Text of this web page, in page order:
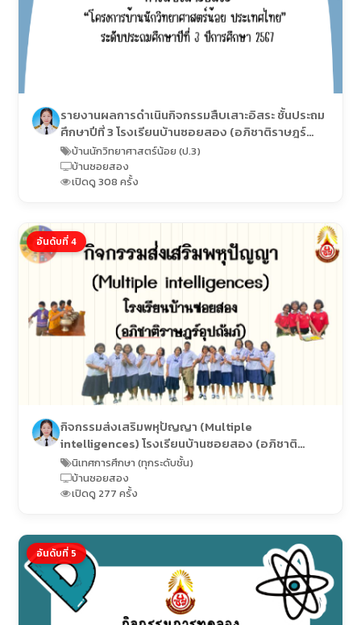
รายงานผลการดำเนินกิจกรรมสืบเสาะอิสระ ชั้นประถม
ศึกษาปีที่ 3 โรงเรียนบ้านซอยสอง (อภิชาติราษฎร์
อุปถัมภ์)
บ้านนักวิทยาศาสตร์น้อย (ป.3)
บ้านซอยสอง
เปิดดู 308 ครั้ง
อันดับที่ 4
กิจกรรมส่งเสริมพหุปัญญา (Multiple
intelligences) โรงเรียนบ้านซอยสอง (อภิชาติ
ราษฎร์อุปถัมภ์)
นิเทศการศึกษา (ทุกระดับชั้น)
บ้านซอยสอง
เปิดดู 277 ครั้ง
อันดับที่ 5